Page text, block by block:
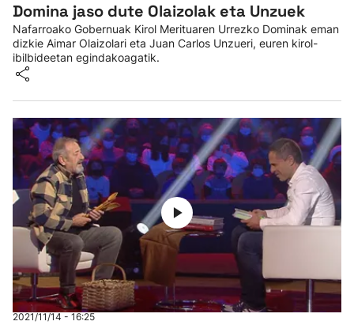
Domina jaso dute Olaizolak eta Unzuek
Nafarroako Gobernuak Kirol Merituaren Urrezko Dominak eman
dizkie Aimar Olaizolari eta Juan Carlos Unzueri, euren kirol-
ibilbideetan egindakoagatik.
2021/11/14 - 16:25